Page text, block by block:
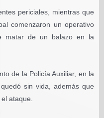
periciales, mientras que
comenzaron un operativo
matar de un balazo en la
de la Policía Auxiliar, en la
sin vida, además que
ataque.